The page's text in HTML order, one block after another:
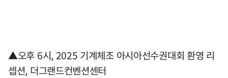
▲오후 6시, 2025 기계체조 아시아선수권대회 환영 리
셉션, 더그랜드컨벤션센터